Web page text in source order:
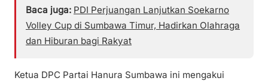
Baca juga: PDI Perjuangan Lanjutkan Soekarno
Volley Cup di Sumbawa Timur, Hadirkan Olahraga
dan Hiburan bagi Rakyat
Ketua DPC Partai Hanura Sumbawa ini mengakui